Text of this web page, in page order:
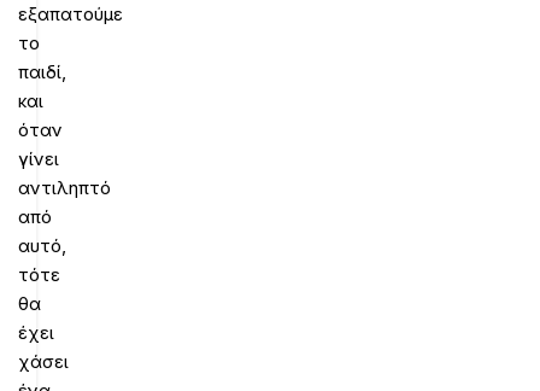
εξαπατούμε
το
παιδί,
και
όταν
γίνει
αντιληπτό
από
αυτό,
τότε
θα
έχει
χάσει